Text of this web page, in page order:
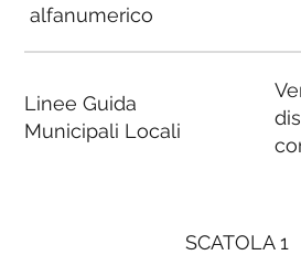
SCATOLA 1
alfanumerico
Linee Guida
Municipali Locali